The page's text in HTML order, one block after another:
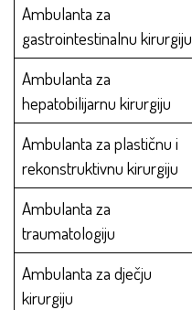
Ambulanta za
gastrointestinalnu kirurgiju
Ambulanta za
hepatobilijarnu kirurgiju
Ambulanta za plastičnu i
rekonstruktivnu kirurgiju
Ambulanta za
traumatologiju
Ambulanta za dječju
kirurgiju